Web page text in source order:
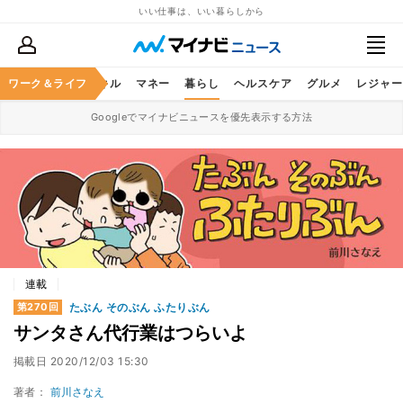
いい仕事は、いい暮らしから
ワーク＆ライフ
ア ビジネススキル マネー 暮らし ヘルスケア グルメ レジャー
Googleでマイナビニュースを優先表示する方法
連載
第270回 たぶん そのぶん ふたりぶん
サンタさん代行業はつらいよ
掲載日 2020/12/03 15:30
著者： 前川さなえ